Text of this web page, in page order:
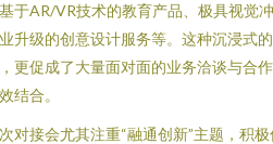
于AR/VR技术的教育产品、极具视觉
升级的创意设计服务等。这种沉浸式
更促成了大量面对面的业务洽谈与合
结合。
对接会尤其注重“融通创新”主题，积